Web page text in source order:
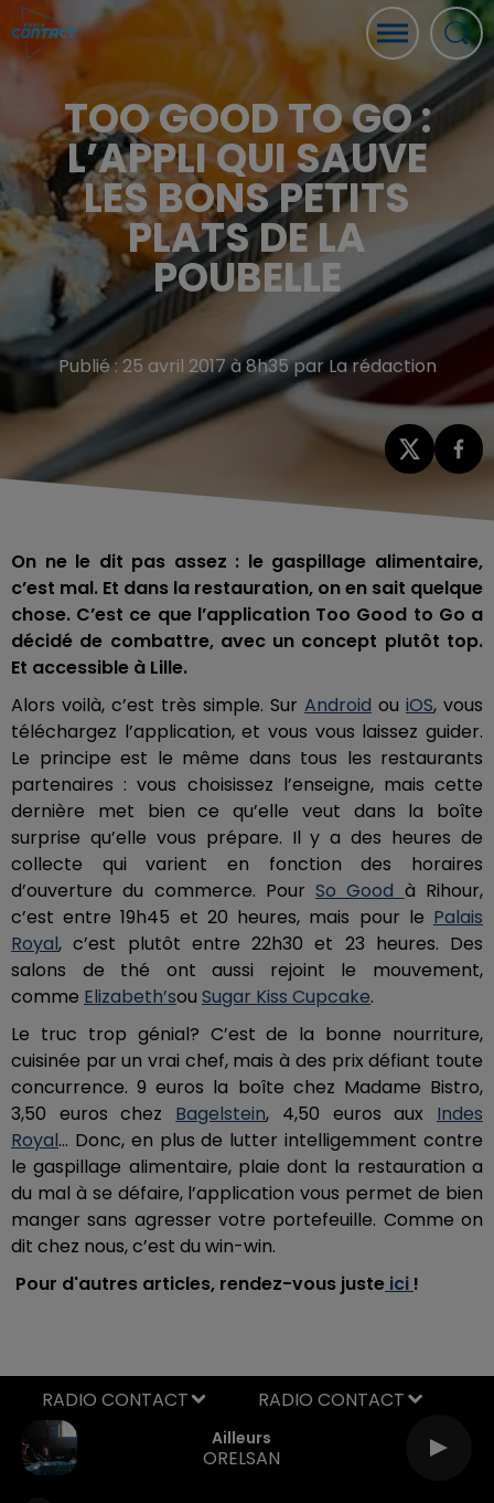
TOO GOOD TO GO :
L’APPLI QUI SAUVE
LES BONS PETITS
PLATS DE LA
POUBELLE
Publié : 25 avril 2017 à 8h35 par La rédaction
On ne le dit pas assez : le gaspillage alimentaire,
c’est mal. Et dans la restauration, on en sait quelque
chose. C’est ce que l’application Too Good to Go a
décidé de combattre, avec un concept plutôt top.
Et accessible à Lille.
Alors voilà, c’est très simple. Sur Android ou iOS, vous
téléchargez l’application, et vous vous laissez guider.
Le principe est le même dans tous les restaurants
partenaires : vous choisissez l’enseigne, mais cette
dernière met bien ce qu’elle veut dans la boîte
surprise qu’elle vous prépare. Il y a des heures de
collecte qui varient en fonction des horaires
d’ouverture du commerce. PourSo Good à Rihour,
c’est entre 19h45 et 20 heures, mais pour le Palais
Royal, c’est plutôt entre 22h30 et 23 heures. Des
salons de thé ont aussi rejoint le mouvement,
comme Elizabeth’sou Sugar Kiss Cupcake.
Le truc trop génial? C’est de la bonne nourriture,
cuisinée par un vrai chef, mais à des prix défiant toute
concurrence. 9 euros la boîte chez Madame Bistro,
3,50 euros chez Bagelstein, 4,50 euros aux Indes
Royal… Donc, en plus de lutter intelligemment contre
le gaspillage alimentaire, plaie dont la restauration a
du mal à se défaire, l’application vous permet de bien
manger sans agresser votre portefeuille. Comme on
dit chez nous, c’est du win-win.
Pour d'autres articles, rendez-vous juste ici !
Ailleurs
ORELSAN
RADIO CONTACT